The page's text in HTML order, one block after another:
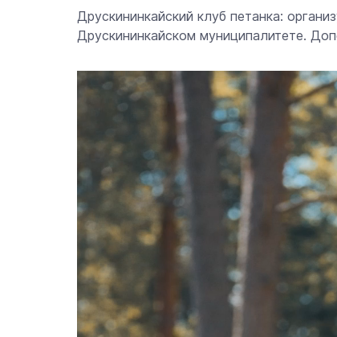
Друскининкайский клуб петанка:
Друскининкайском муниципалитете.
Видеоплеер